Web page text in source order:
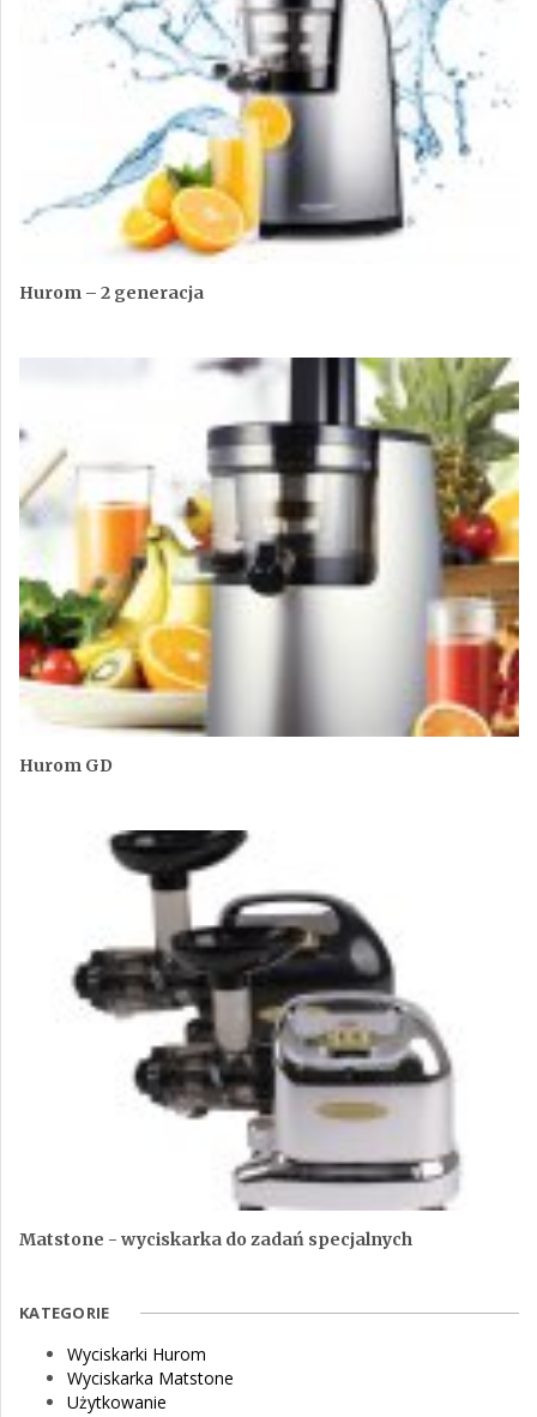
Hurom – 2 generacja
Hurom GD
Matstone - wyciskarka do zadań specjalnych
KATEGORIE
Wyciskarki Hurom
Wyciskarka Matstone
Użytkowanie